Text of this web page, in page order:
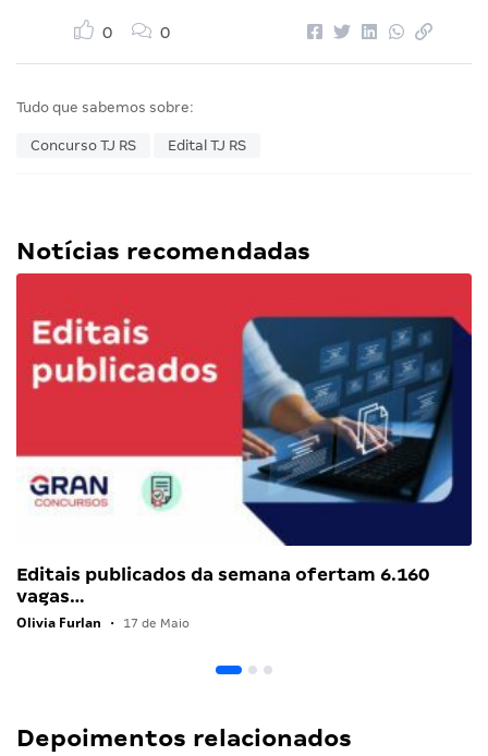
0 0
Tudo que sabemos sobre:
Concurso TJ RS Edital TJ RS
Notícias recomendadas
Editais publicados da semana ofertam 6.160
vagas…
Olivia Furlan • 17 de Maio
Depoimentos relacionados